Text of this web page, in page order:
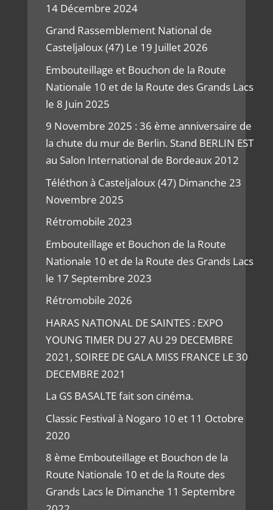
14 Décembre 2024
Grand Rassemblement National de
Casteljaloux (47) Le 19 Juillet 2026
Embouteillage et Bouchon de la Route
Nationale 10 et de la Route des Grands Lacs
le 8 Juin 2025
9 Novembre 2025 : 36 ème anniversaire de
la chute du mur de Berlin. Stand BERLIN EST
au Salon International de Bordeaux 2012
Téléthon à Casteljaloux (47) Dimanche 23
Novembre 2025
Rétromobile 2023
Embouteillage et Bouchon de la Route
Nationale 10 et de la Route des Grands Lacs
le 17 Septembre 2023
Rétromobile 2026
HARAS NATIONAL DE SAINTES : EXPO
YOUNG TIMER DU 27 AU 29 DECEMBRE
2021, SOIREE DE GALA MISS FRANCE LE 30
DECEMBRE 2021
La GS BASALTE fait son cinéma.
Classic Festival à Nogaro 10 et 11 Octobre
2020
8 ème Embouteillage et Bouchon de la
Route Nationale 10 et de la Route des
Grands Lacs le Dimanche 11 Septembre